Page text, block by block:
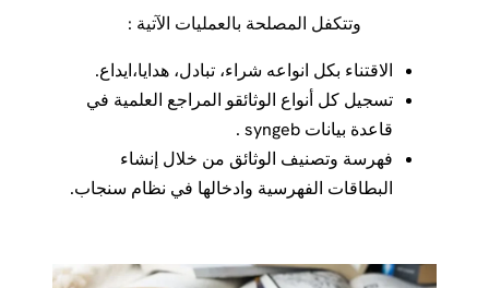
وتتكفل المصلحة بالعمليات الآتية :
الاقتناء بكل انواعه شراء، تبادل، هدايا،ايداع.
تسجيل كل أنواع الوثائقو المراجع العلمية في
قاعدة بيانات syngeb .
فهرسة وتصنيف الوثائق من خلال إنشاء
البطاقات الفهرسية وادخالها في نظام سنجاب.